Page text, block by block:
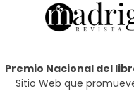
Premio Nacional del
Sitio Web que